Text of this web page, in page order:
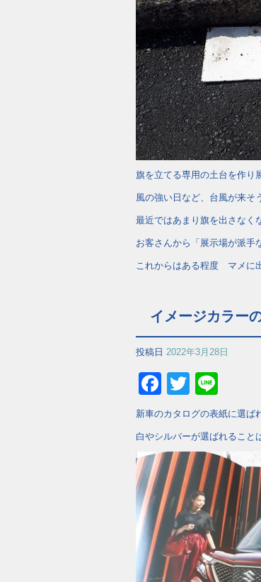
旗を立てる専用の土台を作
風の強い日など、台風が来そ
最近ではあまり旗を出さなく
お客さんから「展示場が派手
これからはある程度 マメに
イメージカラー
投稿日 2022年3月28日
Facebook
Twitter
新車のカタログの表紙に選
白やシルバーが選ばれること